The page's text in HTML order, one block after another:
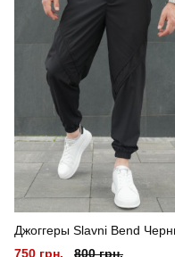
Призначення
Стиль
Склад тканини
Країна - виробник
Джоггеры Slavni Bend
750 грн.
800 грн.